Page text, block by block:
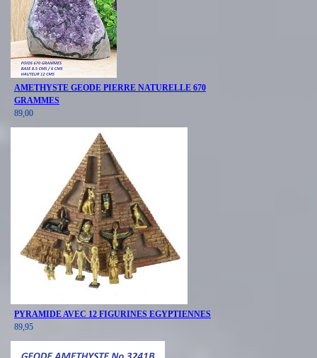
AMETHYSTE GEODE PIERRE NATURELLE 670
GRAMMES
89,00
PYRAMIDE AVEC 12 FIGURINES EGYPTIENNES
89,95